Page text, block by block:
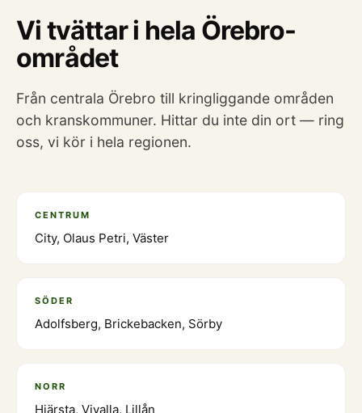
Vi tvättar i hela Örebro-
området
Från centrala Örebro till kringliggande områden
och kranskommuner. Hittar du inte din ort — ring
oss, vi kör i hela regionen.
CENTRUM
City, Olaus Petri, Väster
SÖDER
Adolfsberg, Brickebacken, Sörby
NORR
Hjärsta, Vivalla, Lillån